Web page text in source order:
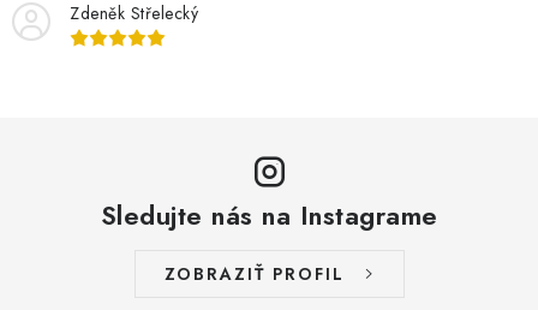
Zdeněk Střelecký
Sledujte nás na Instagrame
ZOBRAZIŤ PROFIL